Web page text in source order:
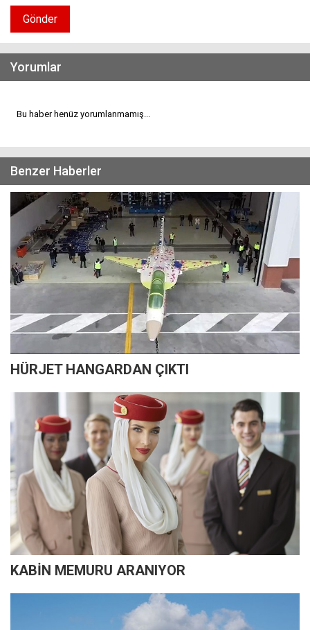
Gönder
Yorumlar
Bu haber henüz yorumlanmamış...
Benzer Haberler
HÜRJET HANGARDAN ÇIKTI
KABİN MEMURU ARANIYOR